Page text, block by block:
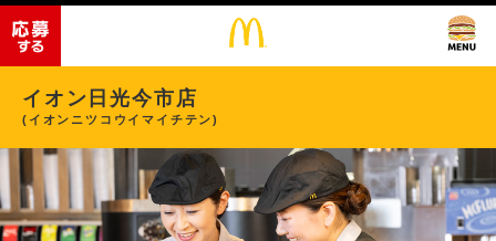
イオン日光今市店
(イオンニツコウイマイチテン)